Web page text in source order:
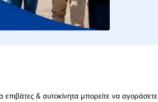
επιβάτες & αυτοκίνητα μπορείτε να αγοράσετε